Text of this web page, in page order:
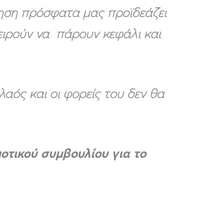
πρόσφατα μας προϊδεάζει
να πάρουν κεφάλι και
και οι φορείς του δεν θα
συμβουλίου για το